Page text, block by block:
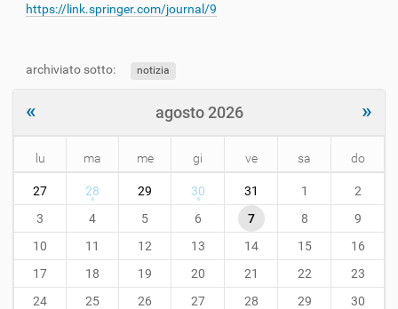
https://link.springer.com/journal/9
archiviato sotto: notizia
« agosto 2026 »
t
8
lu ma me gi ve sa do
27 28 29 30 31 1
2
3
4 5 6 7 8
9
10
11 12 13 14 15
16
17
18 19 20 21 22
23
24
25 26 27 28 29
30